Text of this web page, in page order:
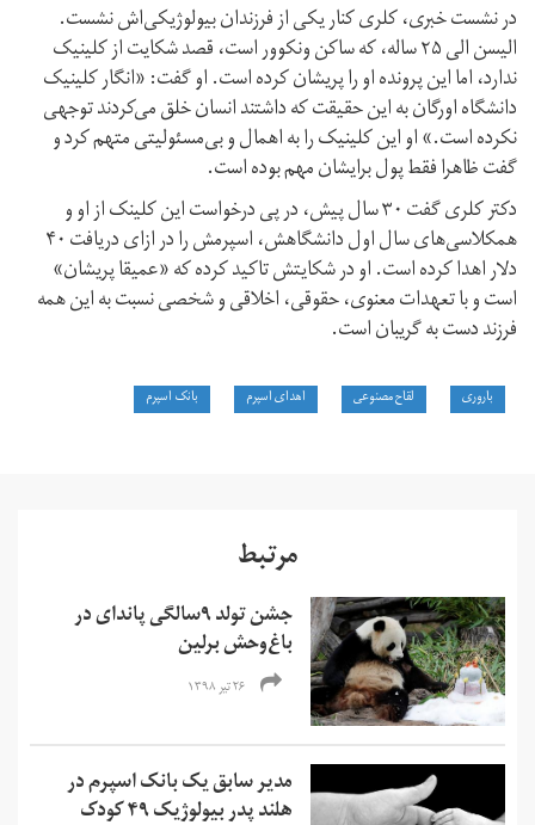
در نشست خبری، کلری کنار یکی از فرزندان بیولوژیکی‌اش نشست.
الیسن الی ۲۵ ساله، که ساکن ونکوور است، قصد شکایت از کلینیک
ندارد، اما این پرونده او را پریشان کرده است. او گفت: «انگار کلینیک
دانشگاه اورگان به این حقیقت که داشتند انسان خلق می‌کردند توجهی
نکرده است.» او این کلینیک را به اهمال و بی‌مسئولیتی متهم کرد و
گفت ظاهرا فقط پول برایشان مهم بوده است.
دکتر کلری گفت ۳۰ سال پیش، در پی درخواست این کلینک از او و
همکلاسی‌های سال اول دانشگاهش، اسپرمش را در ازای دریافت ۴۰
دلار اهدا کرده است. او در شکایتش تاکید کرده که «عمیقا پریشان»
است و با تعهدات معنوی، حقوقی، اخلاقی و شخصی نسبت به این همه
فرزند دست به گریبان است.
باروری لقاح مصنوعی اهدای اسپرم بانک اسپرم
مرتبط
جشن تولد ۹سالگی پاندای در
باغ‌وحش برلین
۲۶ تیر ۱۳۹۸
مدیر سابق یک بانک اسپرم در
هلند پدر بیولوژیک ۴۹ کودک